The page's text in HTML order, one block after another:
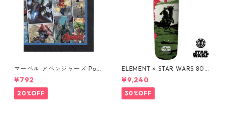
マーベル アベンジャーズ Pow
ers Unite 16pcペーパーナプ
キン MARVEL 紙ナプキン Ave
ngers
¥792
20%OFF
ELEMENT × STAR WARS 80S
BOBA FETT SKATEBOARD D
ECK ボバ・フェット スケート
ボードデッキ エレメント スタ
ー・ウォーズ
¥9,240
30%OFF